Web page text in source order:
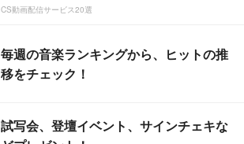
CS動画配信サービス20選
毎週の音楽ランキングから、ヒットの推
移をチェック！
試写会、登壇イベント、サインチェキな